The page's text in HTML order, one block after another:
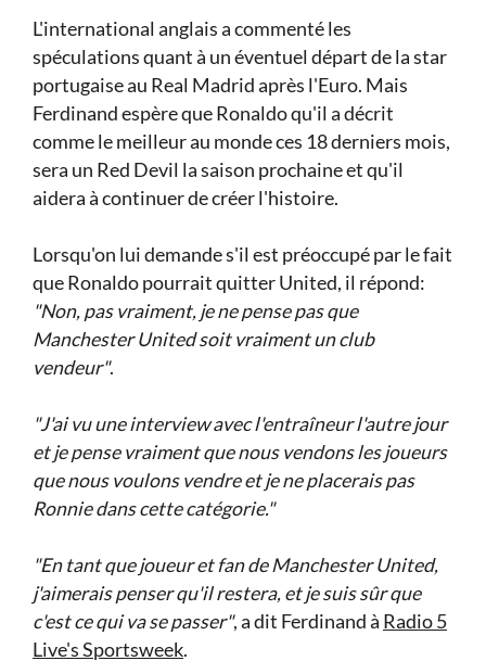
L'international anglais a commenté les
spéculations quant à un éventuel départ de la star
portugaise au Real Madrid après l'Euro. Mais
Ferdinand espère que Ronaldo qu'il a décrit
comme le meilleur au monde ces 18 derniers mois,
sera un Red Devil la saison prochaine et qu'il
aidera à continuer de créer l'histoire.
Lorsqu'on lui demande s'il est préoccupé par le fait
que Ronaldo pourrait quitter United, il répond:
"Non, pas vraiment, je ne pense pas que
Manchester United soit vraiment un club
vendeur".
"J'ai vu une interview avec l'entraîneur l'autre jour
et je pense vraiment que nous vendons les joueurs
que nous voulons vendre et je ne placerais pas
Ronnie dans cette catégorie."
"En tant que joueur et fan de Manchester United,
j'aimerais penser qu'il restera, et je suis sûr que
c'est ce qui va se passer", a dit Ferdinand à Radio 5
Live's Sportsweek.